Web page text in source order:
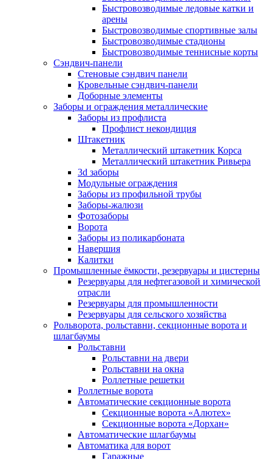
Быстровозводимые ледовые катки и
арены
Быстровозводимые спортивные залы
Быстровозводимые стадионы
Быстровозводимые теннисные корты
Сэндвич-панели
Стеновые сэндвич панели
Кровельные сэндвич-панели
Доборные элементы
Заборы и ограждения металлические
Заборы из профлиста
Профлист некондиция
Штакетник
Металлический штакетник Корса
Металлический штакетник Ривьера
3d заборы
Модульные ограждения
Заборы из профильной трубы
Заборы-жалюзи
Фотозаборы
Ворота
Заборы из поликарбоната
Навершия
Калитки
Промышленные ёмкости, резервуары и цистерны
Резервуары для нефтегазовой и химической
отрасли
Резервуары для промышленности
Резервуары для сельского хозяйства
Рольворота, рольставни, секционные ворота и
шлагбаумы
Рольставни
Рольставни на двери
Рольставни на окна
Роллетные решетки
Роллетные ворота
Автоматические секционные ворота
Секционные ворота «Алютех»
Секционные ворота «Дорхан»
Автоматические шлагбаумы
Автоматика для ворот
Гаражные